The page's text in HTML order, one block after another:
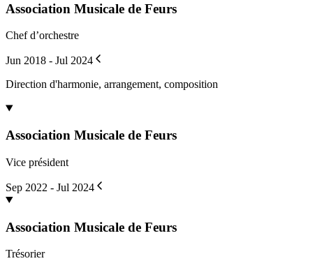
Association Musicale de Feurs
Chef d’orchestre
Jun 2018 - Jul 2024
Direction d'harmonie, arrangement, composition
Association Musicale de Feurs
Vice président
Sep 2022 - Jul 2024
Association Musicale de Feurs
Trésorier